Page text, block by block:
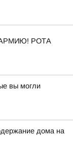
РОТА
вы могли
дома на